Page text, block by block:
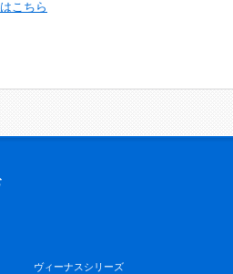
こちら
ヴィーナスシリーズ